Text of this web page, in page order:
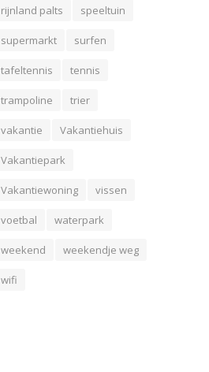
rijnland palts speeltuin
supermarkt surfen
tafeltennis tennis
trampoline trier
vakantie Vakantiehuis
Vakantiepark
Vakantiewoning vissen
voetbal waterpark
weekend weekendje weg
wifi